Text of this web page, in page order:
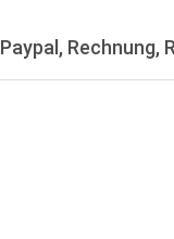
Paypal, Rechnung,